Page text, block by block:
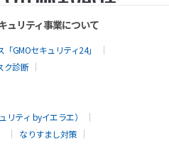
ュリティ事業について
GMOセキュリティ24」
ク診断
ティ byイエラエ）
なりすまし対策